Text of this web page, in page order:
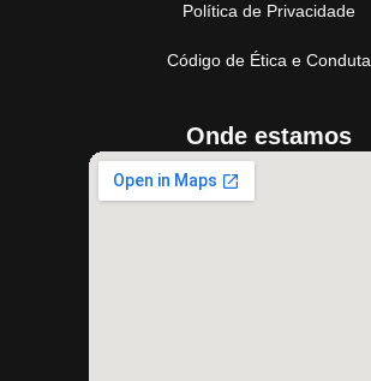
Política de Privacidade
Código de Ética e Conduta
Onde estamos